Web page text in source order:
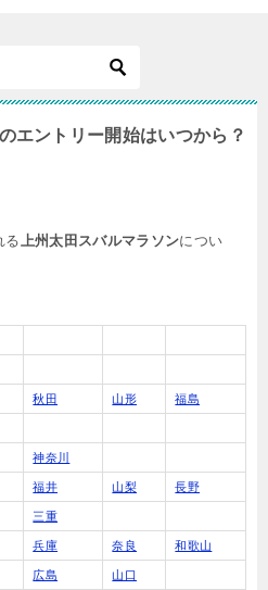
エントリー開始はいつから？
る 上州太田スバルマラソンについ
秋田 山形 福島
神奈川
福井 山梨 長野
三重
兵庫 奈良 和歌山
広島 山口